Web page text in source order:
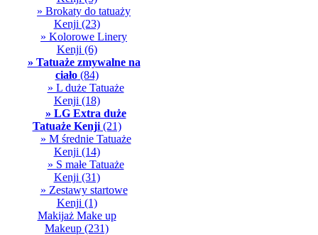
» Brokaty do tatuaży
Kenji (23)
» Kolorowe Linery
Kenji (6)
» Tatuaże zmywalne na
ciało(84)
» L duże Tatuaże
Kenji (18)
» LG Extra duże
Tatuaże Kenji(21)
» M średnie Tatuaże
Kenji (14)
» S małe Tatuaże
Kenji (31)
» Zestawy startowe
Kenji (1)
Makijaż Make up
Makeup (231)